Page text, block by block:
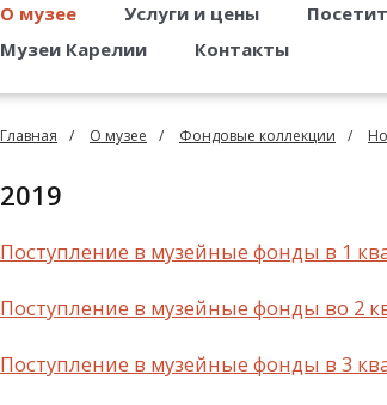
О музее Услуги и цены
Музеи Карелии
Контакты
Главная О музее Фондовые коллекции
2019
Поступление в музейные фонды в 1
Поступление в музейные фонды во 2
Поступление в музейные фонды в 3